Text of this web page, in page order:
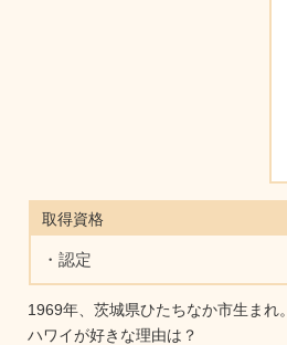
取得資格
・認定
1969年、茨城県ひたちなか市生まれ。
ハワイが好きな理由は？